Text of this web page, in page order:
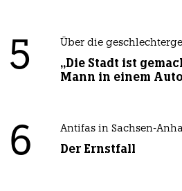
5 Über die
„Die Stadt ist
Mann in einem
6 Antifas in Sachsen-
Der Ernstfall